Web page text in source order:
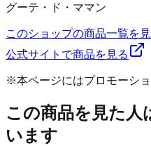
グーテ・ド・ママン
このショップの商品一覧を
公式サイトで商品を見る
※本ページにはプロモーシ
この商品を見た人
います